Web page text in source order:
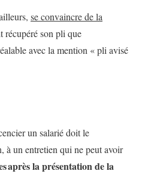
se convaincre de la
récupéré son pli que
avec la mention « pli avisé
un salarié doit le
à un entretien qui ne peut avoir
après la présentation de la